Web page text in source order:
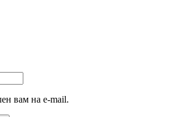
вам на e-mail.